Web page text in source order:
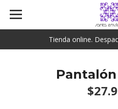
Tienda online.